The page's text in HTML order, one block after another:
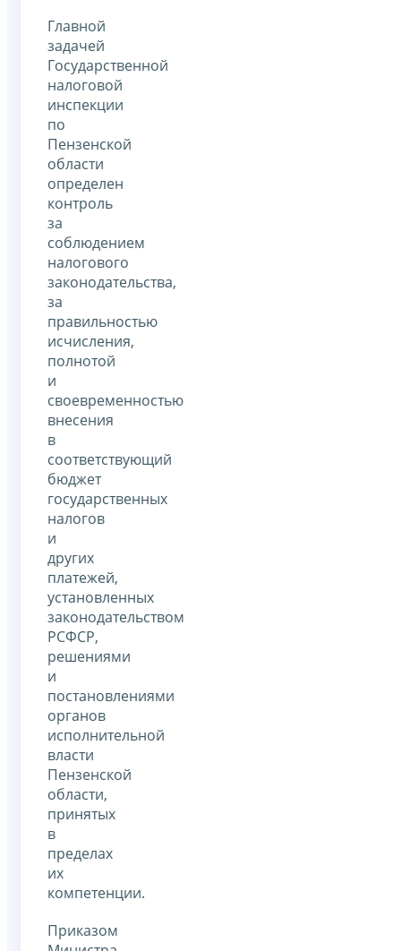
Главной
задачей
Государственной
налоговой
инспекции
по
Пензенской
области
определен
контроль
за
соблюдением
налогового
законодательства,
за
правильностью
исчисления,
полнотой
и
своевременностью
внесения
в
соответствующий
бюджет
государственных
налогов
и
других
платежей,
установленных
законодательством
РСФСР,
решениями
и
постановлениями
органов
исполнительной
власти
Пензенской
области,
принятых
в
пределах
их
компетенции.
Приказом